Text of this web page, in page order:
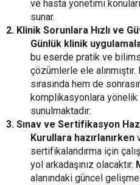
ve hasta yönetimi
sunar.
2. Klinik Sorunlara Hızlı ve
Günlük klinik
bu eserde pratik ve
çözümlerle ele
sırasında hem de
komplikasyonlara yönelik
sunulmaktadır.
3. Sınav ve Sertifikasyon
Kurullara hazırlanırken
sertifikalandırma için
yol arkadaşınız olacaktır.
alanındaki güncel